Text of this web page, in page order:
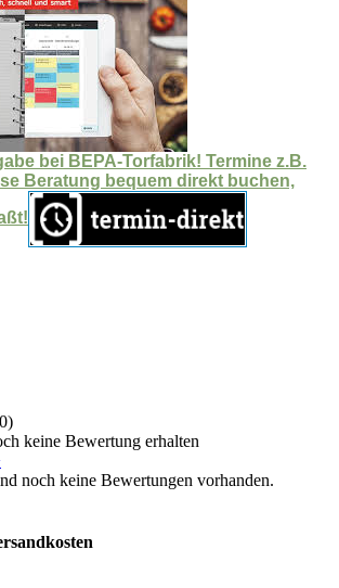
bei BEPA-Torfabrik! Termine z.B.
Beratung bequem direkt buchen,
noch keine Bewertungen vorhanden.